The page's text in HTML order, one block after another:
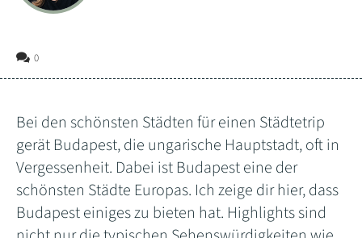
0
Bei den schönsten Städten für einen Städtetrip
gerät Budapest, die ungarische Hauptstadt, oft in
Vergessenheit. Dabei ist Budapest eine der
schönsten Städte Europas. Ich zeige dir hier, dass
Budapest einiges zu bieten hat. Highlights sind